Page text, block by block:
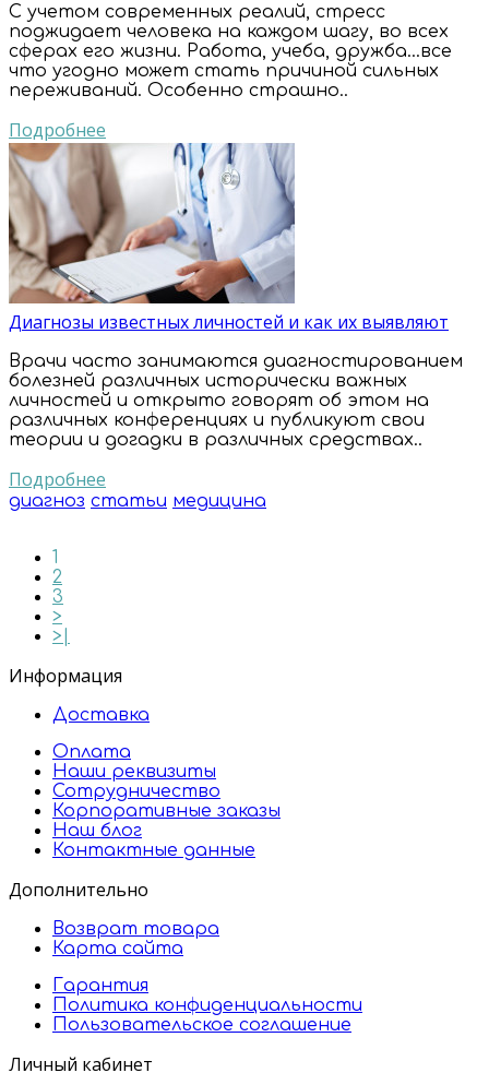
С учетом современных реалий, стресс
поджидает человека на каждом шагу, во всех
сферах его жизни. Работа, учеба, дружба...все
что угодно может стать причиной сильных
переживаний. Особенно страшно..
Подробнее
Диагнозы известных личностей и как их выявляют
Врачи часто занимаются диагностированием
болезней различных исторически важных
личностей и открыто говорят об этом на
различных конференциях и публикуют свои
теории и догадки в различных средствах..
Подробнее
диагноз статьи медицина
1
2
3
>
>|
Информация
Доставка
Оплата
Наши реквизиты
Сотрудничество
Корпоративные заказы
Наш блог
Контактные данные
Дополнительно
Возврат товара
Карта сайта
Гарантия
Политика конфиденциальности
Пользовательское соглашение
Личный кабинет